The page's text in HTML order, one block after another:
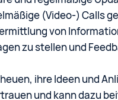
(Video-) Calls
von
zu stellen und
ihre Ideen und
und kann dazu